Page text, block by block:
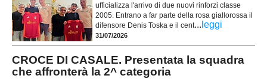
ufficializza l'arrivo di due nuovi rinforzi classe
2005. Entrano a far parte della rosa giallorossa il
difensore Denis Toska e il cent... leggi
31/07/2026
CROCE DI CASALE. Presentata la squadra
che affronterà la 2^ categoria